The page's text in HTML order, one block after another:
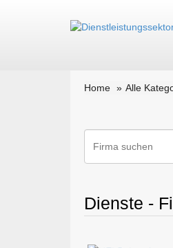
Home Alle
Dienste -